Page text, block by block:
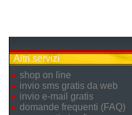
Altri servizi
shop on line
invio sms gratis da web
invio e-mail gratis
domande frequenti (FAQ)